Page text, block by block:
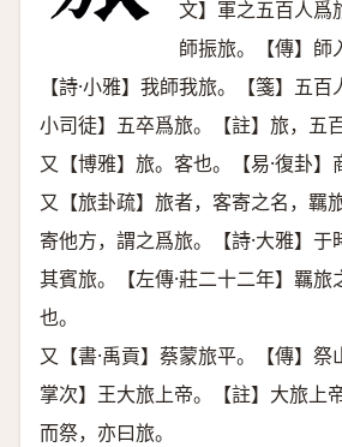
文】軍之五百人爲
師振旅。【傳】師
【詩·小雅】我師我旅。【箋】五百
小司徒】五卒爲旅。【註】旅，五百
又【博雅】旅。客也。【易·復卦】
又【旅卦疏】旅者，客寄之名，羈
寄他方，謂之爲旅。【詩·大雅】
其賓旅。【左傳·莊二十二年】羈
也。
又【書·禹貢】蔡蒙旅平。【傳】祭
掌次】王大旅上帝。【註】大旅上
而祭，亦曰旅。